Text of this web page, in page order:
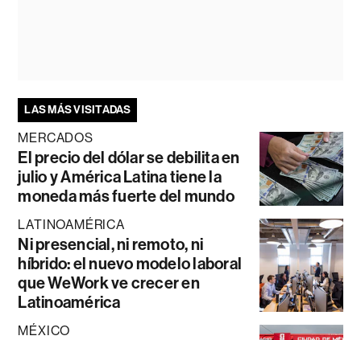
LAS MÁS VISITADAS
MERCADOS
El precio del dólar se debilita en
julio y América Latina tiene la
moneda más fuerte del mundo
LATINOAMÉRICA
Ni presencial, ni remoto, ni
híbrido: el nuevo modelo laboral
que WeWork ve crecer en
Latinoamérica
MÉXICO